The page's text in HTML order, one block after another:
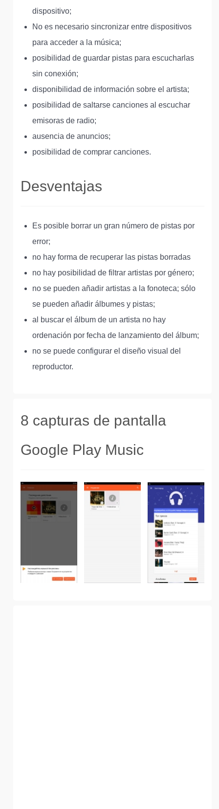
dispositivo;
No es necesario sincronizar entre dispositivos
para acceder a la música;
posibilidad de guardar pistas para escucharlas
sin conexión;
disponibilidad de información sobre el artista;
posibilidad de saltarse canciones al escuchar
emisoras de radio;
ausencia de anuncios;
posibilidad de comprar canciones.
Desventajas
Es posible borrar un gran número de pistas por
error;
no hay forma de recuperar las pistas borradas
no hay posibilidad de filtrar artistas por género;
no se pueden añadir artistas a la fonoteca; sólo
se pueden añadir álbumes y pistas;
al buscar el álbum de un artista no hay
ordenación por fecha de lanzamiento del álbum;
no se puede configurar el diseño visual del
reproductor.
8 capturas de pantalla
Google Play Music